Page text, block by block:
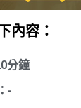
內容：
分鐘
-